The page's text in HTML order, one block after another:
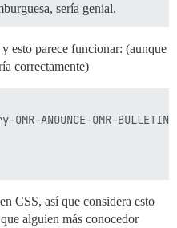
sería genial.
esto parece funcionar: (aunque
correctamente)
OMR-ANOUNCE-OMR-
CSS, así que considera esto
alguien más conocedor